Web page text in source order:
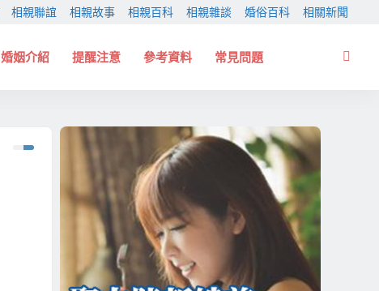
相親聯誼 相親故事 相親百科 相親雜談 婚俗百科 相關新聞
婚姻介紹 提醒注意 參考資料 常見問題